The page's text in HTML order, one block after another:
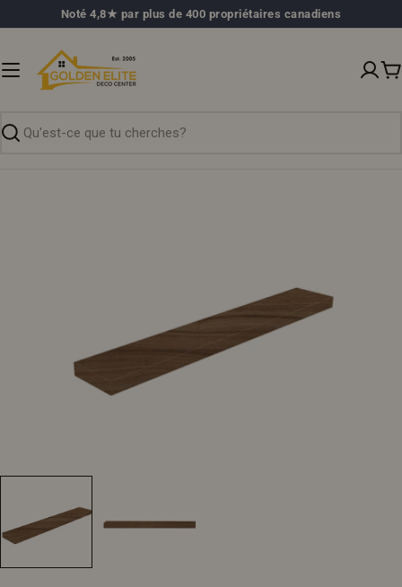
au
Noté 4,8★ par plus de 400 propriétaires canadiens
Recherche
le média 0 en mode modal